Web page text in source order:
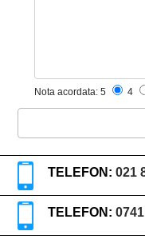
Nota acordata: 5 4
TELEFON: 021
TELEFON: